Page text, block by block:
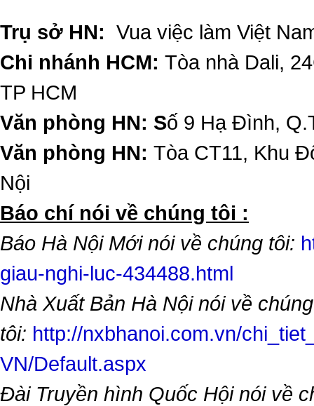
Trụ sở HN: Vua việc làm Việt
Chi nhánh HCM: Tòa nhà Dali,
TP HCM
Văn phòng HN: Số 9 Hạ Đình,
Văn phòng HN: Tòa CT11, Khu
Nội
​Báo chí nói về chúng tôi :
Báo Hà Nội Mới nói về chúng tôi:
giau-nghi-luc-434488.html
Nhà Xuất Bản Hà Nội nói về chúng
tôi: http://nxbhanoi.com.vn/
VN/Default.aspx
Đài Truyền hình Quốc Hội nói về